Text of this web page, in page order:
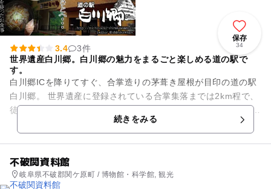
保存
34
3.4
3件
世界遺産白川郷。白川郷の魅力をまるごと楽しめる道の駅で
す。
白川郷ICを降りてすぐ、合掌造りの茅葺き屋根が目印の道の駅
白川郷。 世界遺産に登録されている合掌集落までは2km程で、
徒歩25分程度です。 道の駅白川郷では、白川郷の大自然で村民
続きをみる
不破関資料館
岐阜県不破郡関ケ原町 / 博物館・科学館, 観光